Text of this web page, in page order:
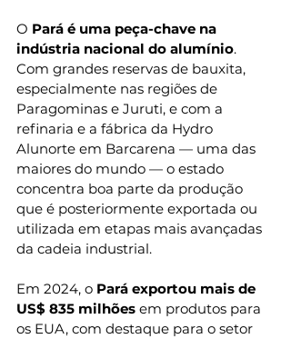
O Pará é uma peça-chave na
indústria nacional do alumínio.
Com grandes reservas de bauxita,
especialmente nas regiões de
Paragominas e Juruti, e com a
refinaria e a fábrica da Hydro
Alunorte em Barcarena — uma das
maiores do mundo — o estado
concentra boa parte da produção
que é posteriormente exportada ou
utilizada em etapas mais avançadas
da cadeia industrial.
Em 2024, o Pará exportou mais de
US$ 835 milhões em produtos para
os EUA, com destaque para o setor